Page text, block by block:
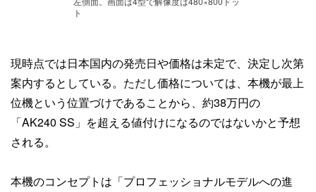
ト
現時点では日本国内の発売日や価格は未定で、決定し次第
案内するとしている。ただし価格については、本機が最上
位機という位置づけであることから、約38万円の
「AK240 SS」を超える値付けになるのではないかと予想
される。
本機のコンセプトは「プロフェッショナルモデルへの進